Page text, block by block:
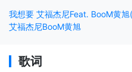
我想要 艾福杰尼Feat. BooM黄
艾福杰尼BooM黄旭
歌词